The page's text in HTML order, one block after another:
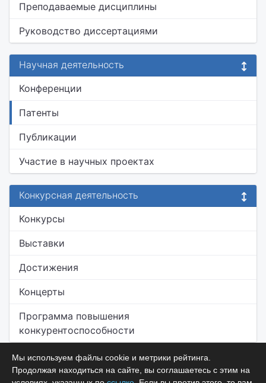
Преподаваемые дисциплины
Руководство диссертациями
Научная деятельность
Конференции
Патенты
Публикации
Участие в научных проектах
Конкурсная деятельность
Конкурсы
Выставки
Достижения
Концерты
Программа повышения
конкурентоспособности
Мы используем файлы cookie и метрики рейтинга.
Продолжая находиться на сайте, вы соглашаетесь с этим на